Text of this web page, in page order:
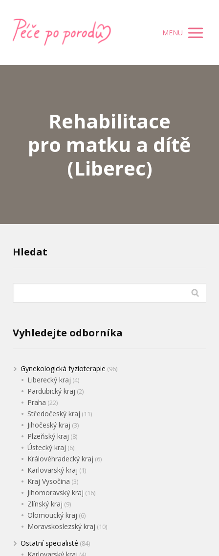
MENU
Rehabilitace
pro matku a dítě
(Liberec)
Hledat
Vyhledejte odborníka
Gynekologická fyzioterapie (96)
Liberecký kraj (4)
Pardubický kraj (2)
Praha (22)
Středočeský kraj (11)
Jihočeský kraj (3)
Plzeňský kraj (8)
Ústecký kraj (6)
Královéhradecký kraj (6)
Karlovarský kraj (1)
Kraj Vysočina (3)
Jihomoravský kraj (16)
Zlínský kraj (9)
Olomoucký kraj (6)
Moravskoslezský kraj (10)
Ostatní specialisté (84)
Karlovarský kraj